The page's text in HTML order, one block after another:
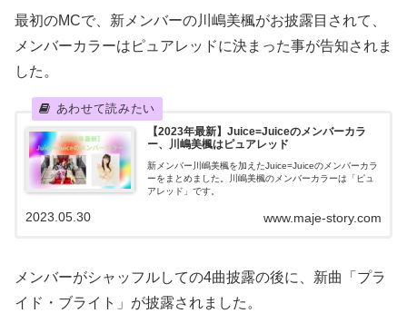
最初のMCで、新メンバーの川嶋美楓がお披露目されて、
メンバーカラーはピュアレッドに決まった事が告知されま
した。
【2023年最新】Juice=Juiceのメンバーカラ
ー、川嶋美楓はピュアレッド
新メンバー川嶋美楓を加えたJuice=Juiceのメンバーカラ
ーをまとめました。川嶋美楓のメンバーカラーは「ピュ
アレッド」です。
www.maje-story.com
2023.05.30
メンバーがシャッフルしての4曲披露の後に、新曲「プラ
イド・ブライト」が披露されました。